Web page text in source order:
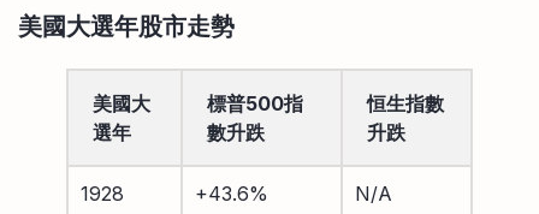
美國大選年股市走勢
美國大
選年
標普500指
數升跌
恒生指數
升跌
1928 +43.6% N/A